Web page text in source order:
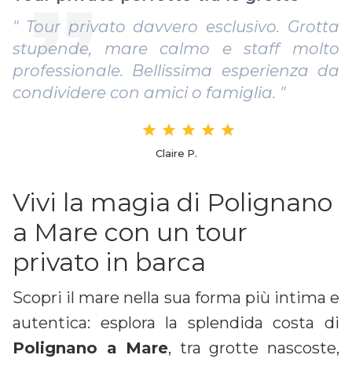
" Aver avuto la barca solo per noi ha reso
tutto speciale. Itinerario su misura,
atmosfera rilassante e tanta libertà.
Super consigliato! "
Daniela S.
Vivi la magia di Polignano
a Mare con un tour
privato in barca
Scopri il mare nella sua forma più intima e
autentica: esplora la splendida costa di
Polignano a Mare, tra grotte nascoste,